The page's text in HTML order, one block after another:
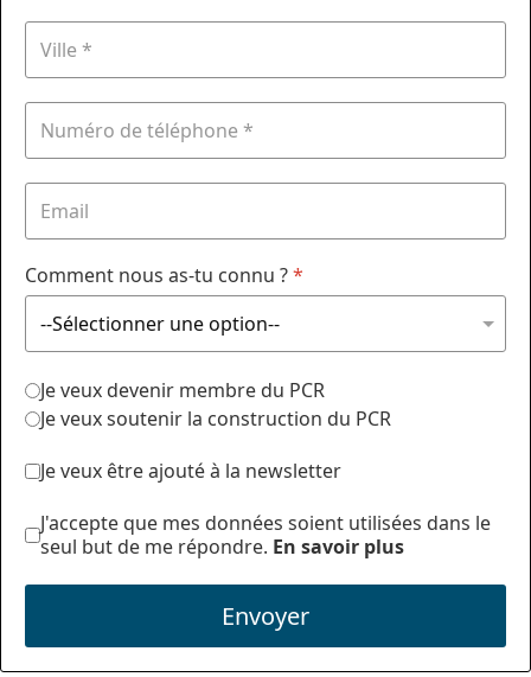
Comment nous as-tu connu ?*
Je veux devenir membre du PCR
Je veux soutenir la construction du PCR
Je veux être ajouté à la newsletter
J'accepte que mes données soient utilisées dans le
seul but de me répondre. En savoir plus
Envoyer